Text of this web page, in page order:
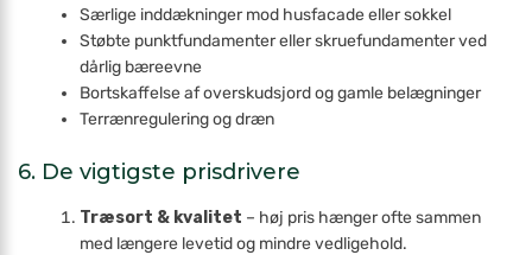
Særlige inddækninger mod husfacade eller sokkel
Støbte punktfundamenter eller skruefundamenter ved
dårlig bæreevne
Bortskaffelse af overskudsjord og gamle belægninger
Terrænregulering og dræn
6. De vigtigste prisdrivere
Træsort & kvalitet – høj pris hænger ofte sammen
med længere levetid og mindre vedligehold.